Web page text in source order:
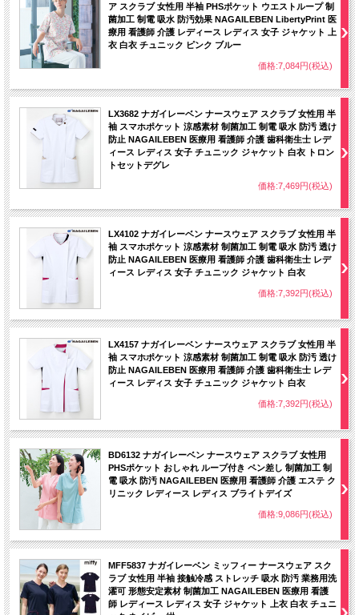
ア スクラブ 女性用 半袖 PHSポケット ウエストループ 制
菌加工 制電 吸水 防汚効果 NAGAILEBEN LibertyPrint 医
療用 看護師 介護 レディース レディス 女子 ジャケット 上
衣 白衣 チュニック ピンク ブルー
価格:7,084円(税込)
LX3682 ナガイレーベン ナースウェア スクラブ 女性用 半
袖 スマホポケット 涼感素材 制菌加工 制電 吸水 防汚 透け
防止 NAGAILEBEN 医療用 看護師 介護 歯科衛生士 レデ
ィース レディス 女子 チュニック ジャケット 白衣 トロン
トセットデグレ
価格:7,469円(税込)
LX4102 ナガイレーベン ナースウェア スクラブ 女性用 半
袖 スマホポケット 涼感素材 制菌加工 制電 吸水 防汚 透け
防止 NAGAILEBEN 医療用 看護師 介護 歯科衛生士 レデ
ィース レディス 女子 チュニック ジャケット 白衣
価格:7,392円(税込)
LX4157 ナガイレーベン ナースウェア スクラブ 女性用 半
袖 スマホポケット 涼感素材 制菌加工 制電 吸水 防汚 透け
防止 NAGAILEBEN 医療用 看護師 介護 歯科衛生士 レデ
ィース レディス 女子 チュニック ジャケット 白衣
価格:7,392円(税込)
BD6132 ナガイレーベン ナースウェア スクラブ 女性用
PHSポケット おしゃれ ループ付き ペン差し 制菌加工 制
電 吸水 防汚 NAGAILEBEN 医療用 看護師 介護 エステ ク
リニック レディース レディス ブライトデイズ
価格:9,086円(税込)
MFF5837 ナガイレーベン ミッフィー ナースウェア スク
ラブ 女性用 半袖 接触冷感 ストレッチ 吸水 防汚 業務用洗
濯可 形態安定素材 制菌加工 NAGAILEBEN 医療用 看護
師 レディース レディス 女子 ジャケット 上衣 白衣 チュニ